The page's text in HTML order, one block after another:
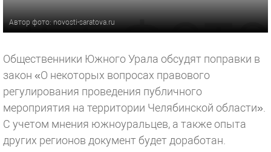
Автор фото: novosti-saratova.ru
Общественники Южного Урала обсудят поправки в
закон «О некоторых вопросах правового
регулирования проведения публичного
мероприятия на территории Челябинской области».
С учетом мнения южноуральцев, а также опыта
других регионов документ будет доработан.